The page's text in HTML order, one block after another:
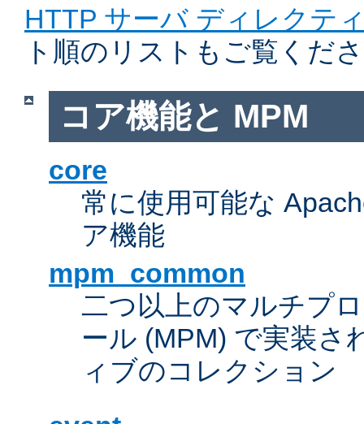
HTTP サーバ ディレクテ
ト順のリストもご覧くだ
コア機能と MPM
core
常に使用可能な
ア機能
mpm_common
二つ以上のマルチプ
ール (MPM) で実装さ
ィブのコレクション